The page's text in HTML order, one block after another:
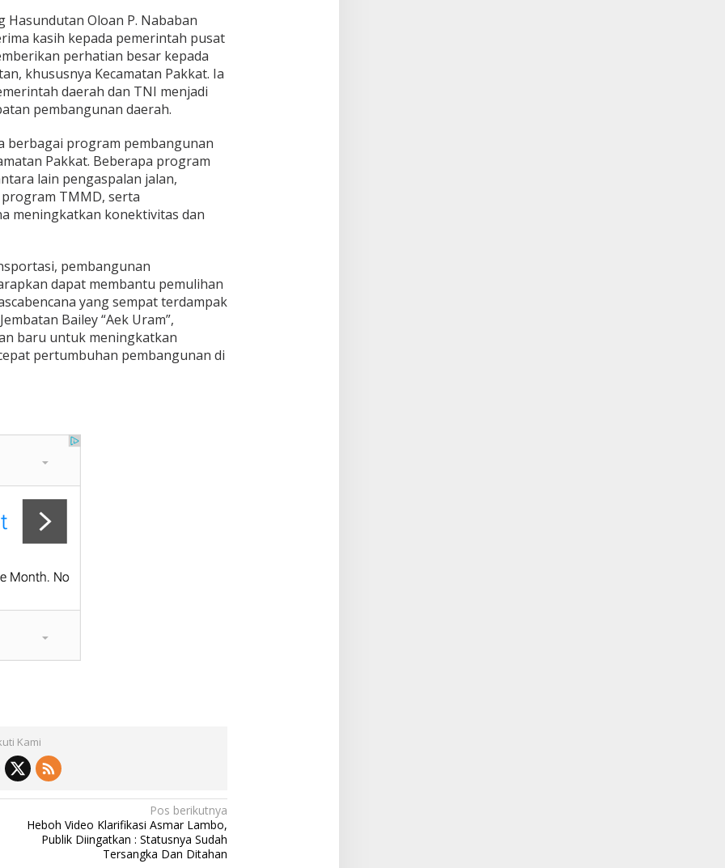
Oloan P. Nababan
kasih kepada pemerintah pusat
perhatian besar kepada
khususnya Kecamatan Pakkat. Ia
daerah dan TNI menjadi
pembangunan daerah.
berbagai program pembangunan
Pakkat. Beberapa program
lain pengaspalan jalan,
TMMD, serta
meningkatkan konektivitas dan
pembangunan
dapat membantu pemulihan
yang sempat terdampak
Bailey “Aek Uram”,
baru untuk meningkatkan
pertumbuhan pembangunan di
Kami
Pos berikutnya
Heboh Video Klarifikasi Asmar Lambo,
Publik Diingatkan : Statusnya Sudah
Tersangka Dan Ditahan